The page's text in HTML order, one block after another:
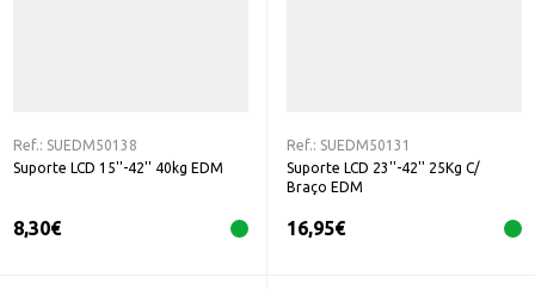
Ref.: SUEDM50138
Suporte LCD 15''-42'' 40kg EDM
8,30€
Ref.: SUEDM50131
Suporte LCD 23''-42'' 25Kg C/
Braço EDM
16,95€